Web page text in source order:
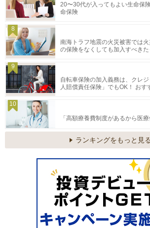
20〜30代が入ってもよい生命保
命保険
8
南海トラフ地震の火災被害では
の保険をなくしても加入すべき
9
自転車保険の加入義務は、クレ
人賠償責任保険」でもOK！ お
10
「高額療養費制度があるから医
ランキングをもっと見る